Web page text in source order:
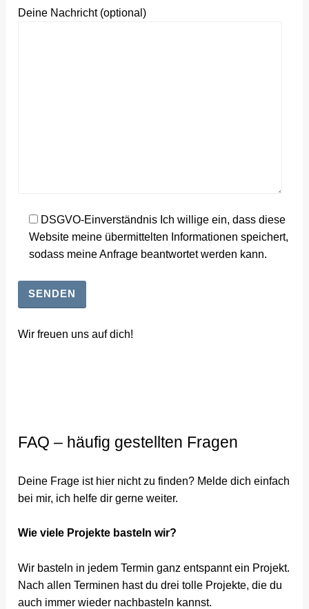
Deine Nachricht (optional)
DSGVO-Einverständnis Ich willige ein, dass diese
Website meine übermittelten Informationen speichert,
sodass meine Anfrage beantwortet werden kann.
Wir freuen uns auf dich!
FAQ – häufig gestellten Fragen
Deine Frage ist hier nicht zu finden? Melde dich einfach
bei mir, ich helfe dir gerne weiter.
Wie viele Projekte basteln wir?
Wir basteln in jedem Termin ganz entspannt ein Projekt.
Nach allen Terminen hast du drei tolle Projekte, die du
auch immer wieder nachbasteln kannst.